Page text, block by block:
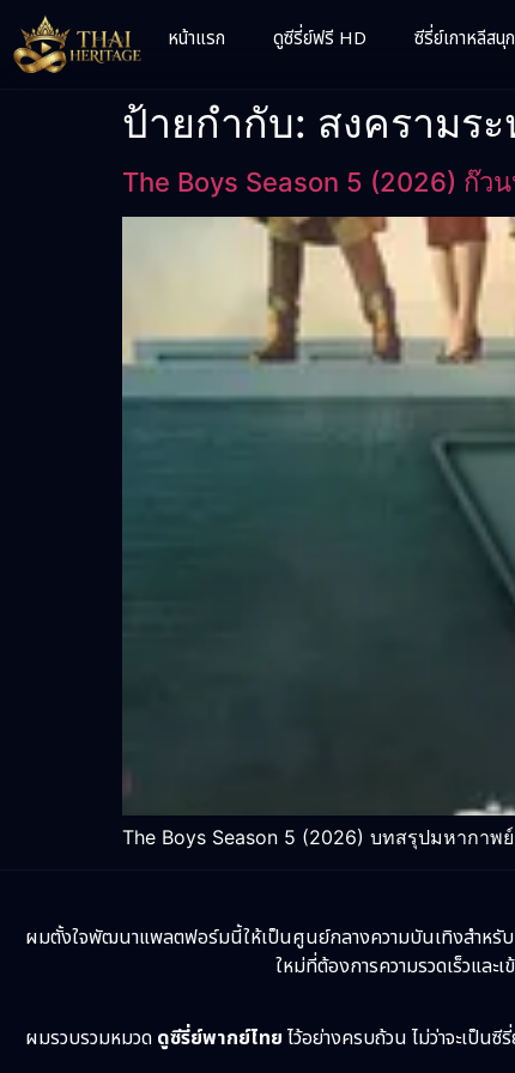
หน้าแรก ดูซีรี่ย์ฟรี HD ซีรี่ย์เกาหลีสนุก
ป้ายกำกับ: สงครามร
The Boys Season 5 (2026) ก๊ว
The Boys Season 5 (2026) บทสรุปมหากาพ
ผมตั้งใจพัฒนาแพลตฟอร์มนี้ให้เป็นศูนย์กลางความบันเทิงสำหรั
ใหม่ที่ต้องการความรวดเร็วแล
ผมรวบรวมหมวด ดูซีรี่ย์พากย์ไทย ไว้อย่างครบถ้วน ไม่ว่าจะเป็น